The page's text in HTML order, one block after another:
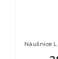
Náušnice